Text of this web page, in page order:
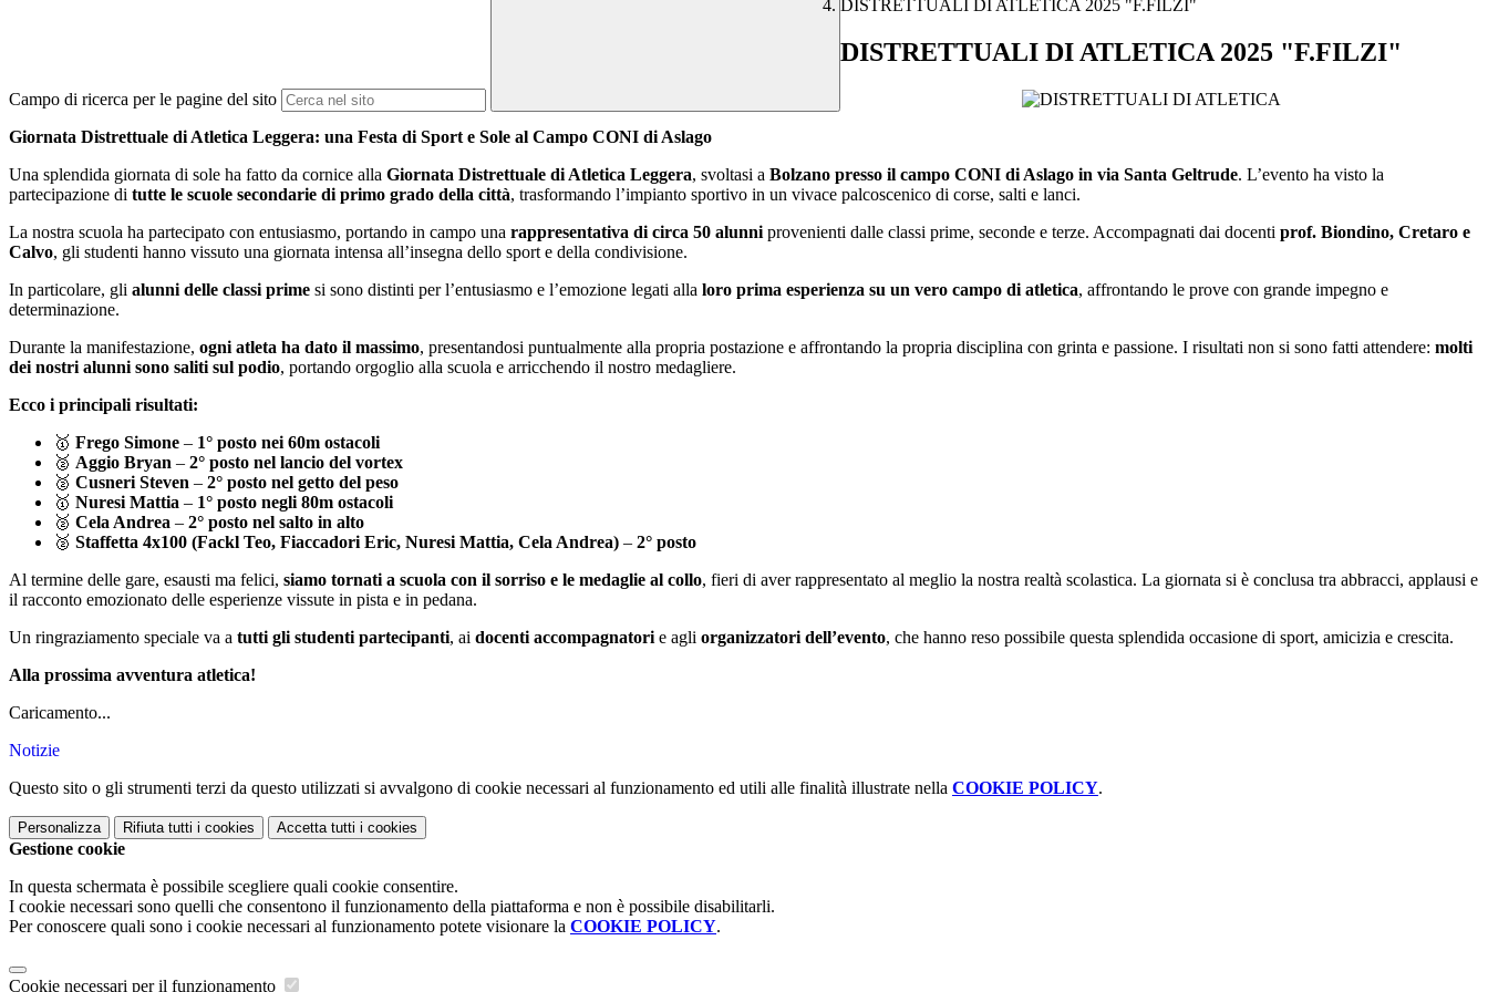
Campo di ricerca per le pagine del sito
DISTRETTUALI DI ATLETICA 2025 "F.FILZI"
DISTRETTUALI DI ATLETICA 2025 "F.FILZI"
Giornata Distrettuale di Atletica Leggera: una Festa di Sport e Sole al Campo CONI di Aslago
Una splendida giornata di sole ha fatto da cornice alla Giornata Distrettuale di Atletica Leggera, svoltasi a Bolzano presso il campo CONI di Aslago in via Santa Geltrude. L’evento ha visto la
partecipazione di tutte le scuole secondarie di primo grado della città, trasformando l’impianto sportivo in un vivace palcoscenico di corse, salti e lanci.
La nostra scuola ha partecipato con entusiasmo, portando in campo una rappresentativa di circa 50 alunni provenienti dalle classi prime, seconde e terze. Accompagnati dai docenti prof. Biondino, Cretaro e
Calvo, gli studenti hanno vissuto una giornata intensa all’insegna dello sport e della condivisione.
In particolare, gli alunni delle classi prime si sono distinti per l’entusiasmo e l’emozione legati alla loro prima esperienza su un vero campo di atletica, affrontando le prove con grande impegno e
determinazione.
Durante la manifestazione, ogni atleta ha dato il massimo, presentandosi puntualmente alla propria postazione e affrontando la propria disciplina con grinta e passione. I risultati non si sono fatti attendere: molti
dei nostri alunni sono saliti sul podio, portando orgoglio alla scuola e arricchendo il nostro medagliere.
Ecco i principali risultati:
🥇 Frego Simone – 1° posto nei 60m ostacoli
🥈 Aggio Bryan – 2° posto nel lancio del vortex
🥈 Cusneri Steven – 2° posto nel getto del peso
🥇 Nuresi Mattia – 1° posto negli 80m ostacoli
🥈 Cela Andrea – 2° posto nel salto in alto
🥈 Staffetta 4x100 (Fackl Teo, Fiaccadori Eric, Nuresi Mattia, Cela Andrea) – 2° posto
Al termine delle gare, esausti ma felici, siamo tornati a scuola con il sorriso e le medaglie al collo, fieri di aver rappresentato al meglio la nostra realtà scolastica. La giornata si è conclusa tra abbracci, applausi e
il racconto emozionato delle esperienze vissute in pista e in pedana.
Un ringraziamento speciale va a tutti gli studenti partecipanti, ai docenti accompagnatori e agli organizzatori dell’evento, che hanno reso possibile questa splendida occasione di sport, amicizia e crescita.
Alla prossima avventura atletica!
Caricamento...
Notizie
Questo sito o gli strumenti terzi da questo utilizzati si avvalgono di cookie necessari al funzionamento ed utili alle finalità illustrate nella COOKIE POLICY.
Personalizza Rifiuta tutti i cookies Accetta tutti i cookies
Gestione cookie
In questa schermata è possibile scegliere quali cookie consentire.
I cookie necessari sono quelli che consentono il funzionamento della piattaforma e non è possibile disabilitarli.
Per conoscere quali sono i cookie necessari al funzionamento potete visionare la COOKIE POLICY.
Cookie necessari per il funzionamento